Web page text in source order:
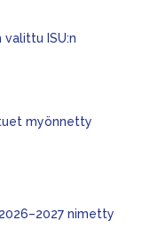
valittu ISU:n
myönnetty
nimetty